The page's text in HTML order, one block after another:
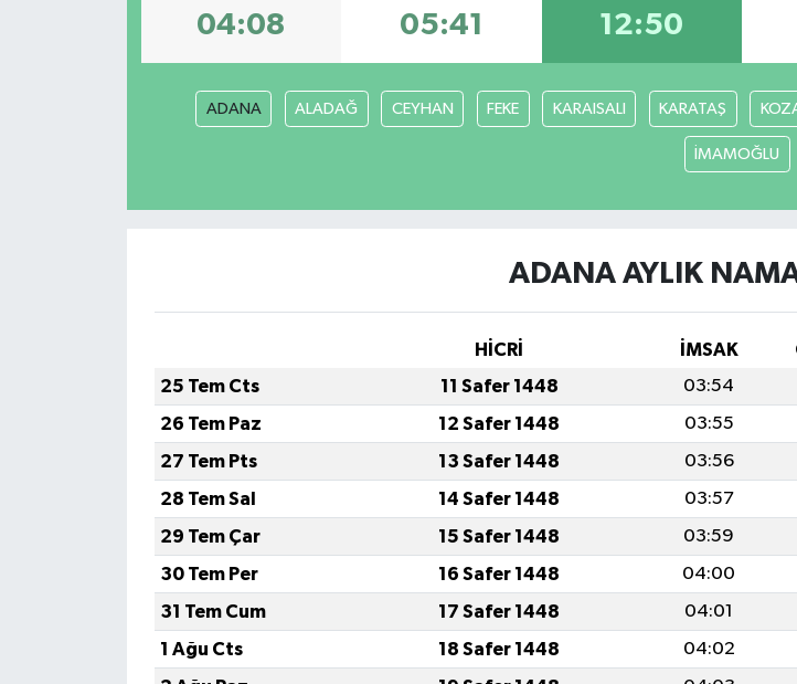
04:08 05:41 12:50
ADANA ALADAĞ CEYHAN FEKE KARAISALI KARATAŞ
İMAMOĞLU
ADANA AYLIK
HİCRİ İMSAK
25 Tem Cts
11 Safer 1448 03:54
26 Tem Paz
12 Safer 1448 03:55
27 Tem Pts
13 Safer 1448 03:56
28 Tem Sal
14 Safer 1448 03:57
29 Tem Çar
15 Safer 1448 03:59
30 Tem Per
16 Safer 1448 04:00
31 Tem Cum
17 Safer 1448 04:01
1 Ağu Cts
18 Safer 1448 04:02
Köşe Yazıları
Kültür Sanat